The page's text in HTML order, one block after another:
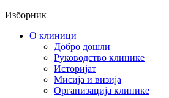
Изборник
О клиници
Добро дошли
Руководство клинике
Историјат
Мисија и визија
Организација клинике